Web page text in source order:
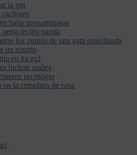
la ggt
cachorro
bajar transaminasas
perra recién parida
los puntos de una gata esterilizada
un rosario
en kg m3
bichon maltes
las pulgas
la cerradura de casa